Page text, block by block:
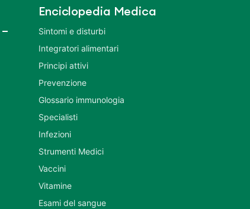
Enciclopedia Medica
Sintomi e disturbi
Integratori alimentari
Principi attivi
Prevenzione
Glossario immunologia
Specialisti
Infezioni
Strumenti Medici
Vaccini
Vitamine
Esami del sangue